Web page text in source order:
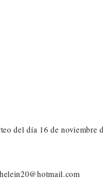
del día 16 de noviembre